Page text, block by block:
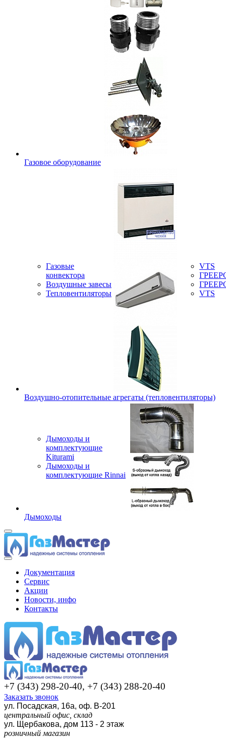
Газовое оборудование
Газовые
конвектора
Воздушные завесы
Тепловентиляторы
VTS
VTS
Воздушно-отопительные агрегаты (тепловентиляторы)
Дымоходы и
комплектующие
Kiturami
Дымоходы и
комплектующие Rinnai
Дымоходы
Документация
Сервис
Акции
Новости, инфо
Контакты
+7 (343) 298-20-40, +7 (343) 288-20-40
Заказать звонок
ул. Посадская, 16а, оф. В-201
центральный офис, склад
ул. Щербакова, дом 113 - 2 этаж
розничный магазин